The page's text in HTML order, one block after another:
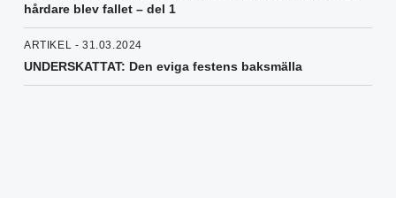
hårdare blev fallet – del 1
ARTIKEL - 31.03.2024
UNDERSKATTAT: Den eviga festens baksmälla